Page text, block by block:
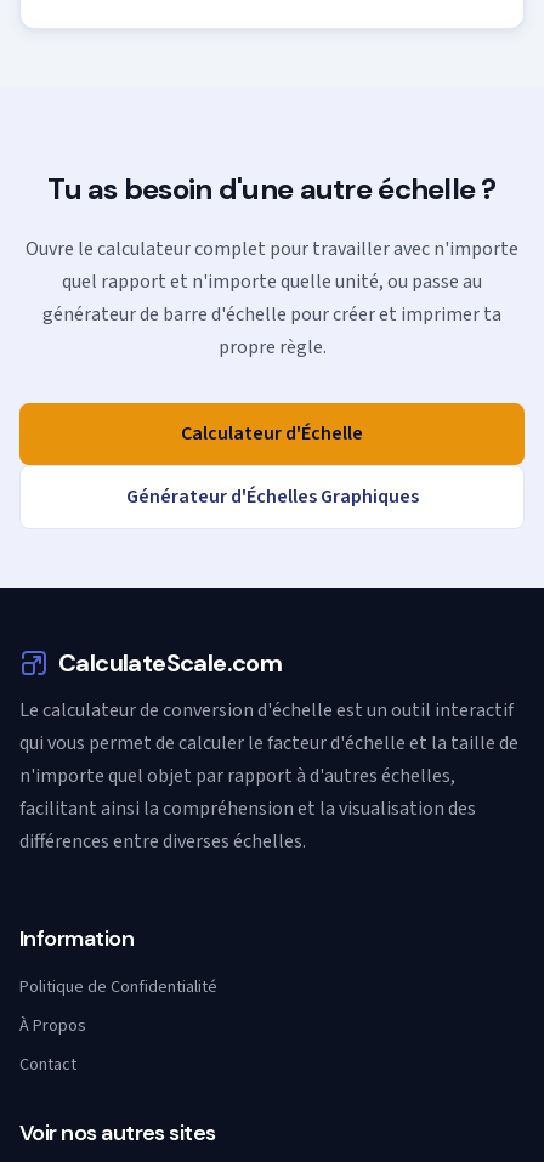
Tu as besoin d'une autre échelle ?
Ouvre le calculateur complet pour travailler avec n'importe
quel rapport et n'importe quelle unité, ou passe au
générateur de barre d'échelle pour créer et imprimer ta
propre règle.
Calculateur d'Échelle
Générateur d'Échelles Graphiques
CalculateScale.com
Le calculateur de conversion d'échelle est un outil interactif
qui vous permet de calculer le facteur d'échelle et la taille de
n'importe quel objet par rapport à d'autres échelles,
facilitant ainsi la compréhension et la visualisation des
différences entre diverses échelles.
Information
Politique de Confidentialité
À Propos
Contact
Voir nos autres sites